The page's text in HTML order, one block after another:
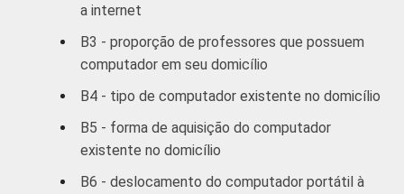
ADMINISTRATIVA
Estadual
ano do
Ensino
Fundamental
a internet
B3 - proporção de professores que possuem
computador em seu domicílio
B4 - tipo de computador existente no domicílio
B5 - forma de aquisição do computador
existente no domicílio
B6 - deslocamento do computador portátil à